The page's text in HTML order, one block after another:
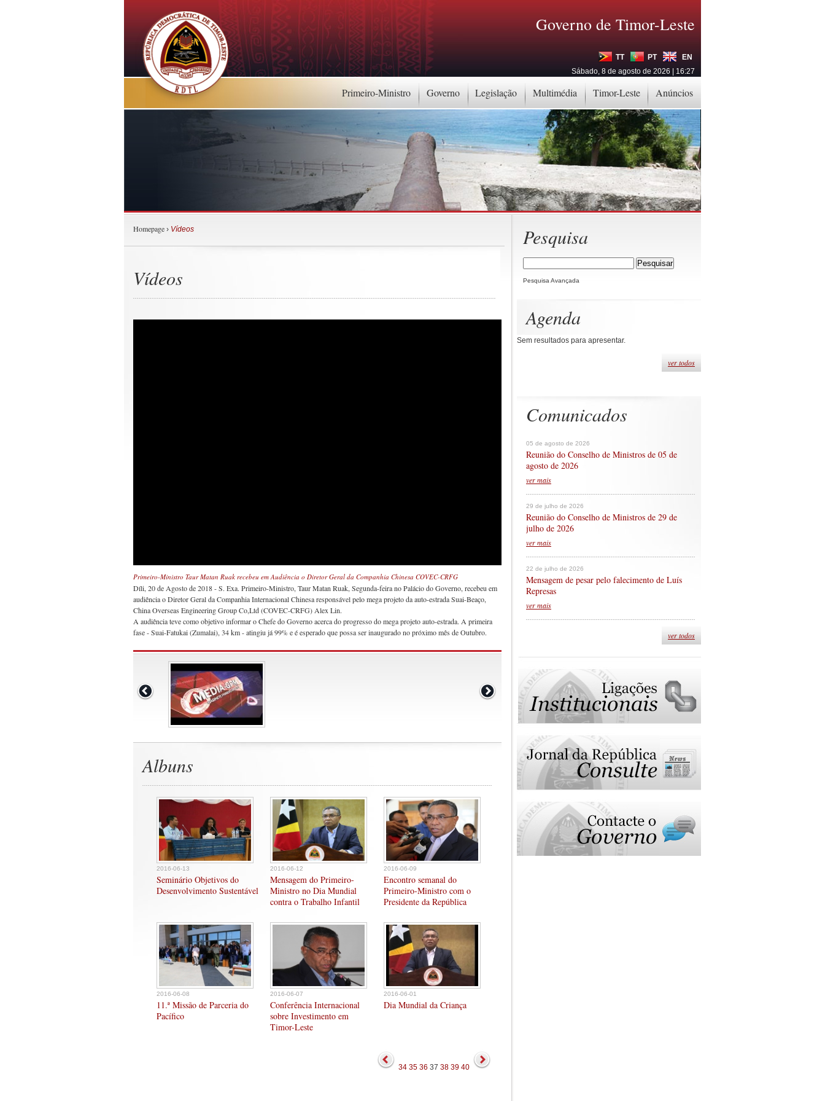
Primeiro-Ministro Governo Legislação Multimédia Timor-Leste Anúncios
Governo de Timor-Leste
TT PT
EN
Sábado, 8 de agosto de 2026 | 16:27
Pesquisa
Pesquisa Avançada
Agenda
Sem resultados para apresentar.
ver todos
Comunicados
05 de agosto de 2026
Reunião do Conselho de Ministros de 05 de
agosto de 2026
ver mais
29 de julho de 2026
Reunião do Conselho de Ministros de 29 de
julho de 2026
ver mais
22 de julho de 2026
Mensagem de pesar pelo falecimento de Luís
Represas
ver mais
ver todos
Homepage › Vídeos
Vídeos
Primeiro-Ministro Taur Matan Ruak recebeu em Audiência o Diretor Geral da Companhia Chinesa COVEC-CRFG
Díli, 20 de Agosto de 2018 - S. Exa. Primeiro-Ministro, Taur Matan Ruak, Segunda-feira no Palácio do Governo, recebeu em
audiência o Diretor Geral da Companhia Internacional Chinesa responsável pelo mega projeto da auto-estrada Suai-Beaço,
China Overseas Engineering Group Co,Ltd (COVEC-CRFG) Alex Lin.
A audiência teve como objetivo informar o Chefe do Governo acerca do progresso do mega projeto auto-estrada. A primeira
fase - Suai-Fatukai (Zumalai), 34 km - atingiu já 99% e é esperado que possa ser inaugurado no próximo mês de Outubro.
Albuns
2016-06-13
Seminário Objetivos do
Desenvolvimento Sustentável
2016-06-12
Mensagem do Primeiro-
Ministro no Dia Mundial
contra o Trabalho Infantil
2016-06-09
Encontro semanal do
Primeiro-Ministro com o
Presidente da República
2016-06-08
11.ª Missão de Parceria do
Pacífico
2016-06-07
Conferência Internacional
sobre Investimento em
Timor-Leste
2016-06-01
Dia Mundial da Criança
34 35 36 37 38 39 40